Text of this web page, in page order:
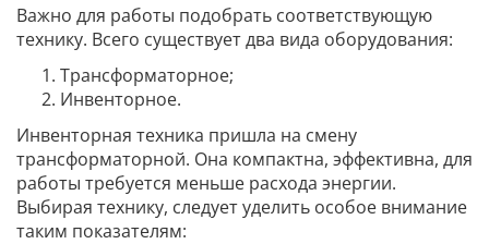
Важно для работы подобрать соответствующую
технику. Всего существует два вида оборудования:
Трансформаторное;
Инвенторное.
Инвенторная техника пришла на смену
трансформаторной. Она компактна, эффективна, для
работы требуется меньше расхода энергии.
Выбирая технику, следует уделить особое внимание
таким показателям: